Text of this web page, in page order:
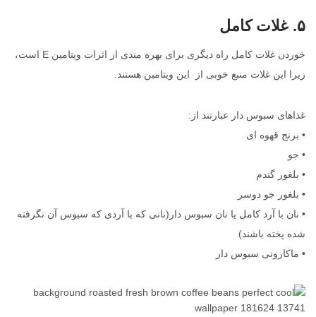
۵. غلات کامل
خوردن غلات کامل راه دیگری برای بهره مندی از اثرات ویتامین E است،
زیرا این غلات منبع خوبی از این ویتامین هستند.
غذاهای سبوس دار عبارتند از:
• برنج قهوه ای
• جو
• بلغور گندم
• بلغور جو دوسر
• نان با آرد کامل یا نان سبوس دار(نانی که با آردی که سبوس آن نگرفته
شده پخته باشند)
• ماکارونی سبوس دار